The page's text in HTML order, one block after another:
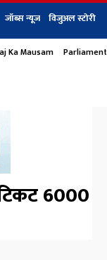
जॉब्स न्यूज विजुअल स्टोरी
Ka Mausam Parliament
₹6000